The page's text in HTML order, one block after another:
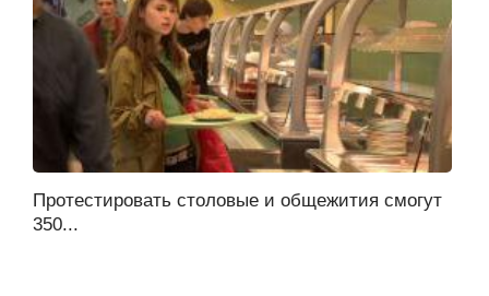
Протестировать столовые и общежития смогут
350...